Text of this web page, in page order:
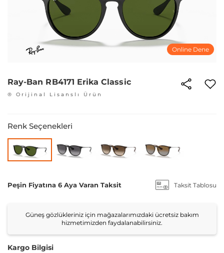
Online Dene
Ray-Ban RB4171 Erika Classic
® Orijinal Lisanslı Ürün
Renk Seçenekleri
Peşin Fiyatına 6 Aya Varan Taksit Taksit Tablosu
Güneş gözlükleriniz için mağazalarımızdaki ücretsiz bakım
hizmetimizden faydalanabilirsiniz.
Kargo Bilgisi